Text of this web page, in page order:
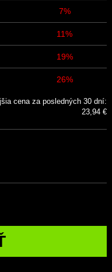
7%
11%
19%
26%
cena za posledných 30 dní:
23,94 €